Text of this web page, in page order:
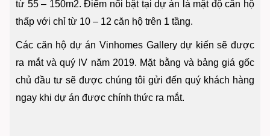
từ 55 – 150m2. Điểm nổi bật tại dự án là mật độ căn hộ
thấp với chỉ từ 10 – 12 căn hộ trên 1 tầng.
Các căn hộ dự án Vinhomes Gallery dự kiến sẽ được
ra mắt và quý IV năm 2019. Mặt bằng và bảng giá gốc
chủ đầu tư sẽ được chúng tôi gửi đến quý khách hàng
ngay khi dự án được chính thức ra mắt.